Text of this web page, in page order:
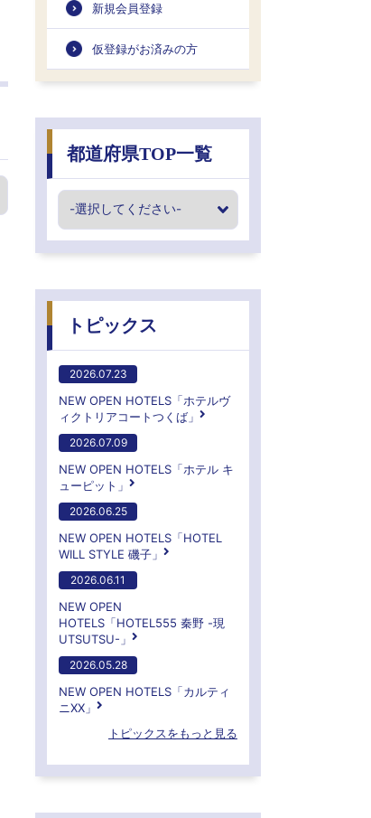
新規会員登録
仮登録がお済みの方
都道府県TOP一覧
トピックス
2026.07.23
NEW OPEN HOTELS「ホテルヴ
ィクトリアコートつくば」
2026.07.09
NEW OPEN HOTELS「ホテル キ
ューピット」
2026.06.25
NEW OPEN HOTELS「HOTEL
WILL STYLE 磯子」
2026.06.11
NEW OPEN
HOTELS「HOTEL555 秦野 -現
UTSUTSU-」
2026.05.28
NEW OPEN HOTELS「カルティ
ニXX」
トピックスをもっと見る